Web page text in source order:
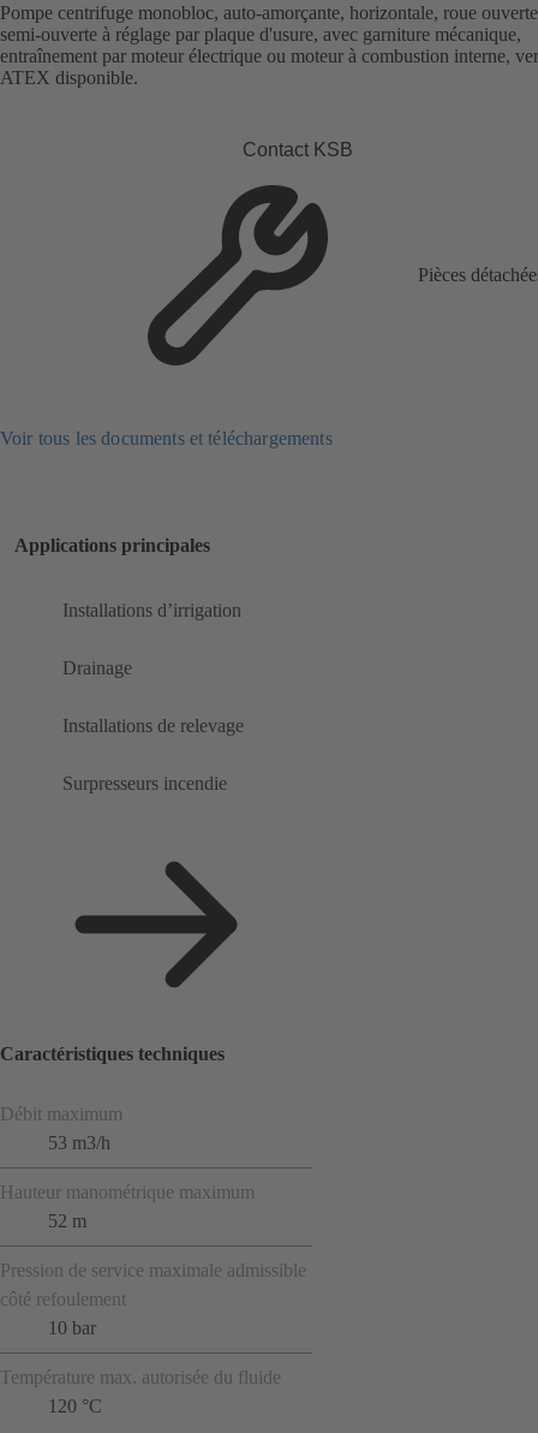
Pompe centrifuge monobloc, auto-amorçante, horizontale, roue
semi-ouverte à réglage par plaque d'usure, avec garniture mécanique,
entraînement par moteur électrique ou moteur à combustion interne,
ATEX disponible.
Contact KSB
Pièces
Voir tous les documents et téléchargements
Applications principales
Installations d’irrigation
Drainage
Installations de relevage
Surpresseurs incendie
Caractéristiques techniques
Débit maximum
53 m3/h
Hauteur manométrique maximum
52 m
Pression de service maximale admissible
côté refoulement
10 bar
Température max. autorisée du fluide
120 °C